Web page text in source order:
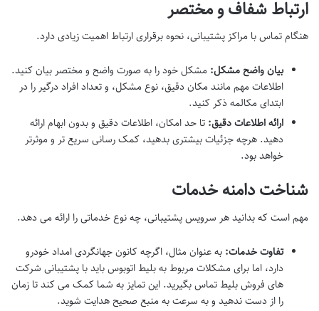
ارتباط شفاف و مختصر
هنگام تماس با مراکز پشتیبانی، نحوه برقراری ارتباط اهمیت زیادی دارد.
بیان واضح مشکل: مشکل خود را به صورت واضح و مختصر بیان کنید.
اطلاعات مهم مانند مکان دقیق، نوع مشکل، و تعداد افراد درگیر را در
ابتدای مکالمه ذکر کنید.
ارائه اطلاعات دقیق: تا حد امکان، اطلاعات دقیق و بدون ابهام ارائه
دهید. هرچه جزئیات بیشتری بدهید، کمک رسانی سریع تر و موثرتر
خواهد بود.
شناخت دامنه خدمات
مهم است که بدانید هر سرویس پشتیبانی، چه نوع خدماتی را ارائه می دهد.
تفاوت خدمات: به عنوان مثال، اگرچه کانون جهانگردی امداد خودرو
دارد، اما برای مشکلات مربوط به بلیط اتوبوس باید با پشتیبانی شرکت
های فروش بلیط تماس بگیرید. این تمایز به شما کمک می کند تا زمان
را از دست ندهید و به سرعت به منبع صحیح هدایت شوید.